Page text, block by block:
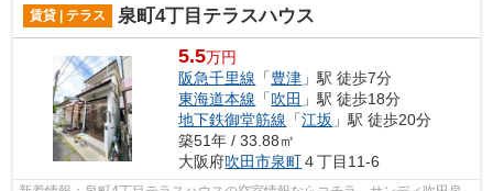
賃貸 | テラス 泉町4丁目テラスハウス
5.5万円
阪急千里線 「豊津 」駅 徒歩7分
東海道本線 「吹田 」駅 徒歩18分
地下鉄御堂筋線 「江坂 」駅 徒歩20分
築51年 / 33.88㎡
大阪府吹田市泉町４丁目11-6